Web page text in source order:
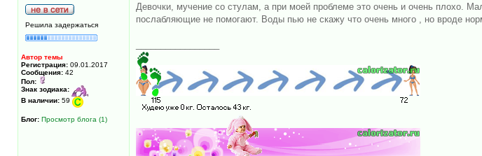
Решила задержаться
Автор темы
Регистрация: 09.01.2017
Сообщения: 42
Пол:
Знак зодиака:
В наличии: 59
Блог: Просмотр блога (1)
Девочки, мучение со стулам, а при моей проблеме это очень и очень плохо.
послабляющие не помогают. Воды пью не скажу что очень много , но вроде